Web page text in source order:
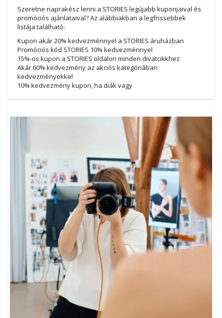
Szeretne naprakész lenni a STORIES legújabb kuponjaival és
promóciós ajánlataival? Az alábbiakban a legfrissebbek
listája található:
Kupon akár 20% kedvezménnyel a STORIES áruházban
Promóciós kód STORIES 10% kedvezménnyel
15%-os kupon a STORIES oldalon minden divatcikkhez
Akár 60% kedvezmény az akciós kategóriában
kedvezményekkel
10% kedvezmény kupon, ha diák vagy